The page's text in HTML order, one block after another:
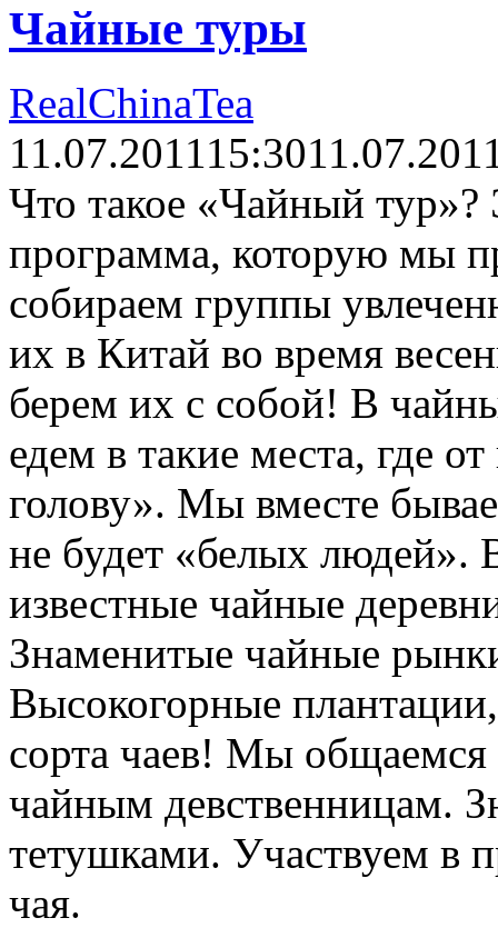
Чайные туры
RealChinaTea
11.07.201115:30
Что такое «Чайный
программа, которую мы
собираем группы
их в Китай во время
берем их с собой! В
едем в такие места, где
голову». Мы вместе
не будет «белых людей».
известные чайные
Знаменитые чайные
Высокогорные
сорта чаев! Мы
чайным девственницам.
тетушками. Участвуем в
чая.